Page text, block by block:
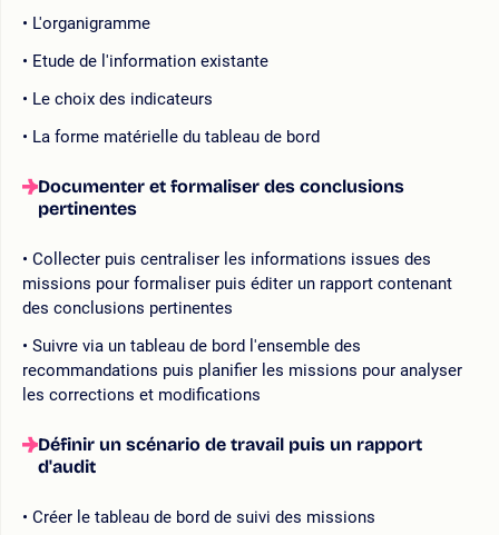
L'organigramme
Etude de l'information existante
Le choix des indicateurs
La forme matérielle du tableau de bord
Documenter et formaliser des conclusions
pertinentes
Collecter puis centraliser les informations issues des
missions pour formaliser puis éditer un rapport contenant
des conclusions pertinentes
Suivre via un tableau de bord l'ensemble des
recommandations puis planifier les missions pour analyser
les corrections et modifications
Définir un scénario de travail puis un rapport
d'audit
Créer le tableau de bord de suivi des missions